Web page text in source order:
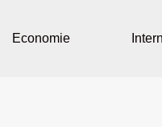
Economie